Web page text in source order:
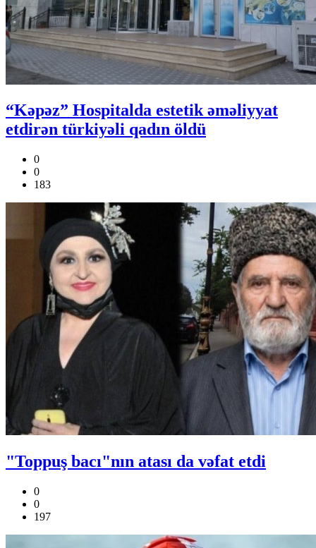
“Kəpəz” Hospitalda estetik əməliyyat
etdirən türkiyəli qadın öldü
0
0
183
"Toppuş bacı"nın atası da vəfat etdi
0
0
197